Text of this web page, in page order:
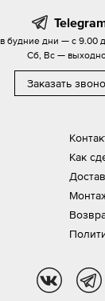
Как
в будние дни — с 9.00
Сб, Вс —
Заказать